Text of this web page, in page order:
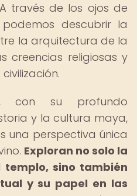
A través de los ojos de
descubrir la
la arquitectura de la
creencias religiosas y
con su profundo
y la cultura maya,
una perspectiva única
Exploran no solo la
sino también
y su papel en las